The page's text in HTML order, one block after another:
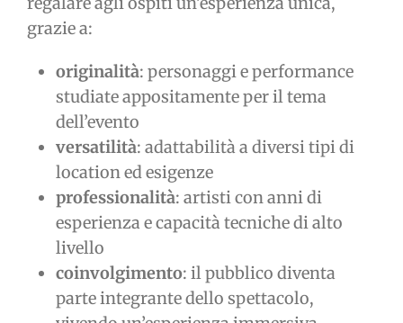
grazie a:
originalità: personaggi e performance
studiate appositamente per il tema
dell’evento
versatilità: adattabilità a diversi tipi di
location ed esigenze
professionalità: artisti con anni di
esperienza e capacità tecniche di alto
livello
coinvolgimento: il pubblico diventa
parte integrante dello spettacolo,